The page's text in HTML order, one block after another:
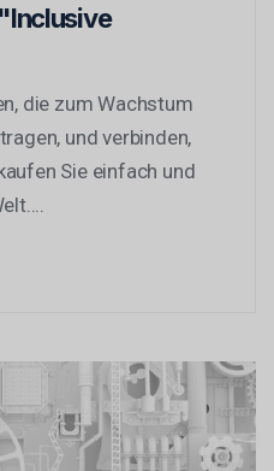
die zum Wachstum
und verbinden,
Sie einfach und